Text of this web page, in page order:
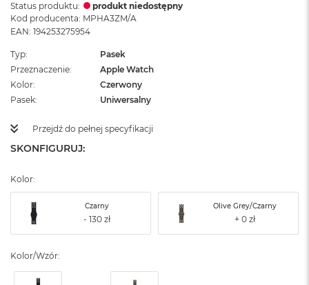
Status produktu:
produkt niedostępny
Kod producenta: MPHA3ZM/A
EAN: 194253275954
Typ
Pasek
Przeznaczenie
Apple Watch
Kolor
Czerwony
Pasek
Uniwersalny
Przejdź do pełnej specyfikacji
SKONFIGURUJ:
Kolor:
Czarny Olive Grey/Czarny
Kolor/Wzór: